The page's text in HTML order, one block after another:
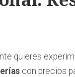
quieres
con precios